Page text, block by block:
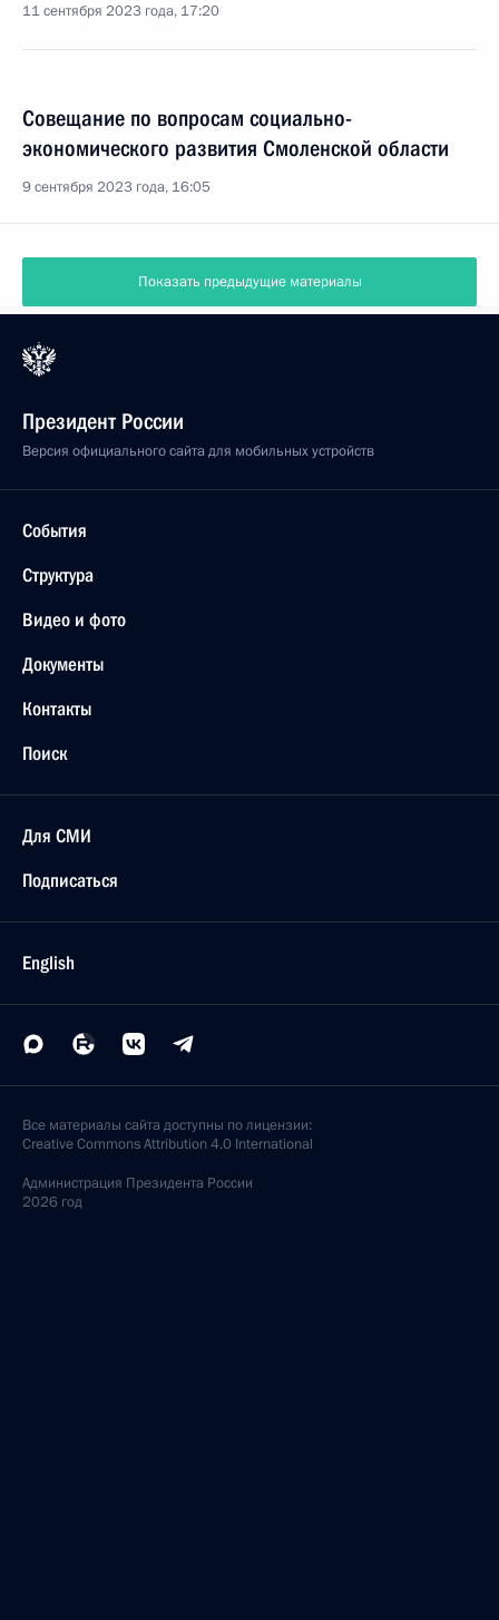
11 сентября 2023 года, 17:20
Совещание по вопросам социально-
экономического развития Смоленской области
9 сентября 2023 года, 16:05
Показать предыдущие материалы
Президент России
Версия официального сайта для мобильных устройств
События
Структура
Видео и фото
Документы
Контакты
Поиск
Для СМИ
Подписаться
English
Все материалы сайта доступны по лицензии:
Creative Commons Attribution 4.0 International
Администрация Президента России
2026 год